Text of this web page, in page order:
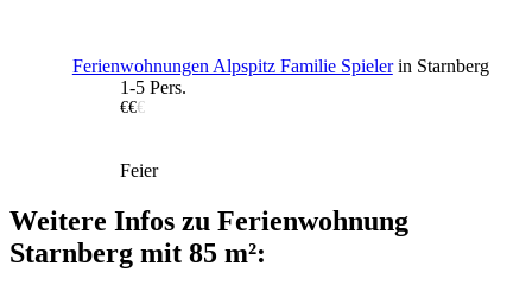
Ferienwohnungen Alpspitz Familie Spielerin Starnberg
1-5 Pers.
€€€
Feier
Weitere Infos zu Ferienwohnung
Starnberg mit 85 m²: